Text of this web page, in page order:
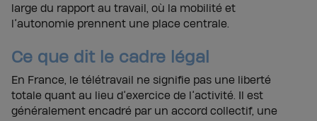
large du rapport au travail, où la mobilité et
l’autonomie prennent une place centrale.
Ce que dit le cadre légal
En France, le télétravail ne signifie pas une liberté
totale quant au lieu d’exercice de l’activité. Il est
généralement encadré par un accord collectif, une